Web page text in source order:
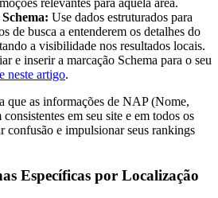
relevantes para aquela área.
Use dados estruturados para
de busca a entenderem os detalhes do
a visibilidade nos resultados locais.
e inserir a marcação Schema para o seu
neste artigo.
que as informações de NAP (Nome,
em seu site e em todos os
confusão e impulsionar seus rankings
Específicas por Localização